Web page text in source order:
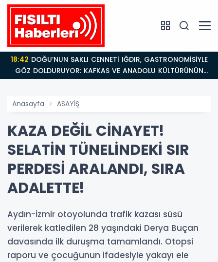
18:42
GÖZ DOLDURUYOR: KAFKAS VE ANADOLU KÜLTÜRÜNÜN
BULUŞMA NOKTASI
Anasayfa ASAYİŞ
KAZA DEĞİL CİNAYET!
SELATİN TÜNELİNDEKİ SIR
PERDESİ ARALANDI, SIRA
ADALETTE!
Aydın-İzmir otoyolunda trafik kazası süsü
verilerek katledilen 28 yaşındaki Derya Buçan
davasında ilk duruşma tamamlandı. Otopsi
raporu ve çocuğunun ifadesiyle yakayı ele